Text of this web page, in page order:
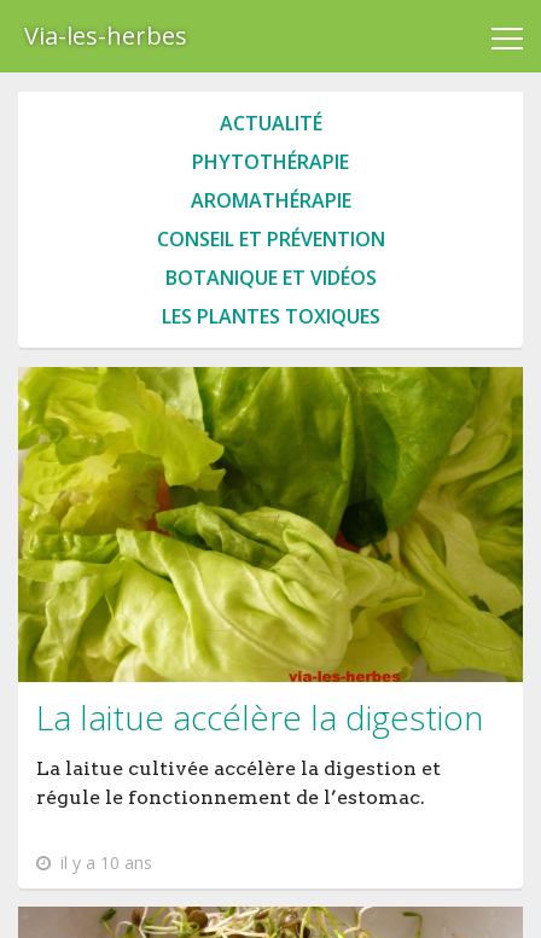
Via-les-herbes
ACTUALITÉ
PHYTOTHÉRAPIE
AROMATHÉRAPIE
CONSEIL ET PRÉVENTION
BOTANIQUE ET VIDÉOS
LES PLANTES TOXIQUES
La laitue accélère la digestion
La laitue cultivée accélère la digestion et
régule le fonctionnement de l’estomac.
il y a 10 ans